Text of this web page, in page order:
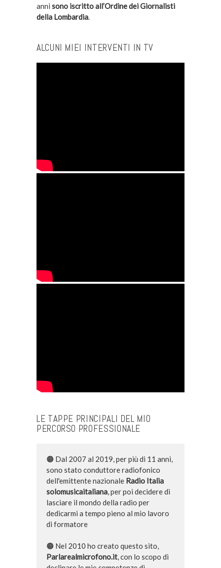
anni sono iscritto all’Ordine dei Giornalisti
della Lombardia.
ALCUNI MIEI INTERVENTI IN TV
LE TAPPE PRINCIPALI DEL MIO
PERCORSO PROFESSIONALE
🟠 Dal 2007 al 2019, per più di 11 anni,
sono stato conduttore radiofonico
dell'emittente nazionale Radio Italia
solomusicaitaliana, per poi decidere di
lasciare il mondo della radio per
dedicarmi a tempo pieno al mio lavoro
di formatore
🟠 Nel 2010 ho creato questo sito,
Parlarealmicrofono.it, con lo scopo di